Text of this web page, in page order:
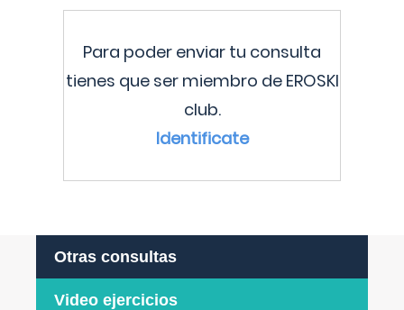
Para poder enviar tu consulta
tienes que ser miembro de EROSKI
club.
Identificate
Otras consultas
Video ejercicios